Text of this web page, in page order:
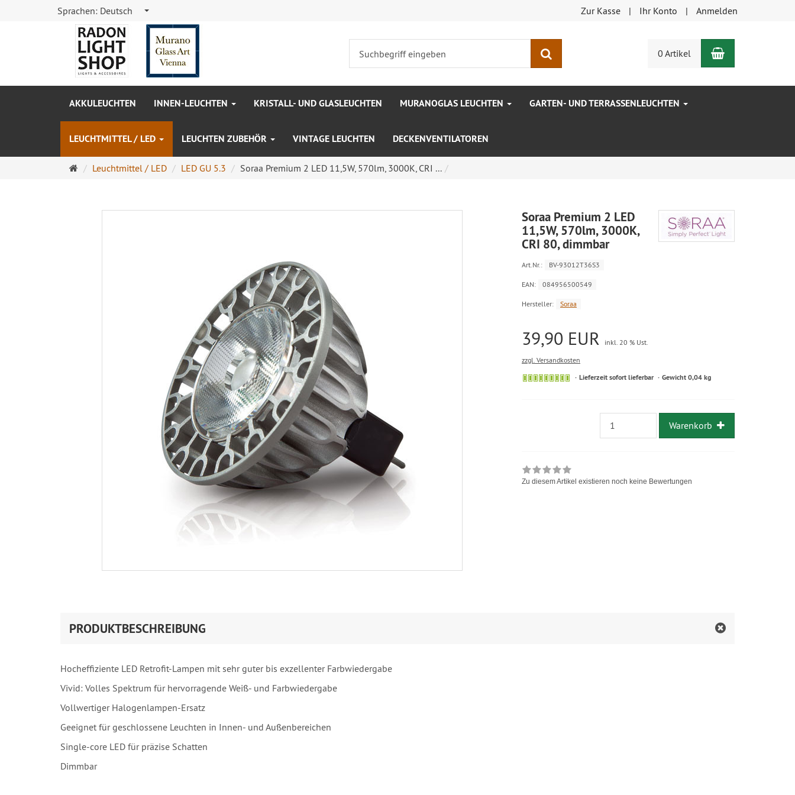
Sprachen: Deutsch Zur Kasse Ihr Konto Anmelden
0 Artikel Warenkorb
AKKULEUCHTEN INNEN-LEUCHTEN KRISTALL- UND GLASLEUCHTEN MURANOGLAS LEUCHTEN GARTEN- UND TERRASSENLEUCHTEN
LEUCHTMITTEL / LED LEUCHTEN ZUBEHÖR VINTAGE LEUCHTEN DECKENVENTILATOREN
Startseite
Leuchtmittel / LED LED GU 5.3 Soraa Premium 2 LED 11,5W, 570lm, 3000K, CRI ...
Soraa Premium 2 LED
11,5W, 570lm, 3000K,
CRI 80, dimmbar
Art.Nr.: BV-93012T36S3
EAN: 084956500549
Hersteller: Soraa
39,90 EUR
inkl. 20 % Ust.
zzgl. Versandkosten
Lieferzeit sofort lieferbar Gewicht 0,04 kg
Warenkorb
Zu diesem Artikel existieren noch keine Bewertungen
PRODUKTBESCHREIBUNG
Hocheffiziente LED Retrofit-Lampen mit sehr guter bis exzellenter Farbwiedergabe
Vivid: Volles Spektrum für hervorragende Weiß- und Farbwiedergabe
Vollwertiger Halogenlampen-Ersatz
Geeignet für geschlossene Leuchten in Innen- und Außenbereichen
Single-core LED für präzise Schatten
Dimmbar